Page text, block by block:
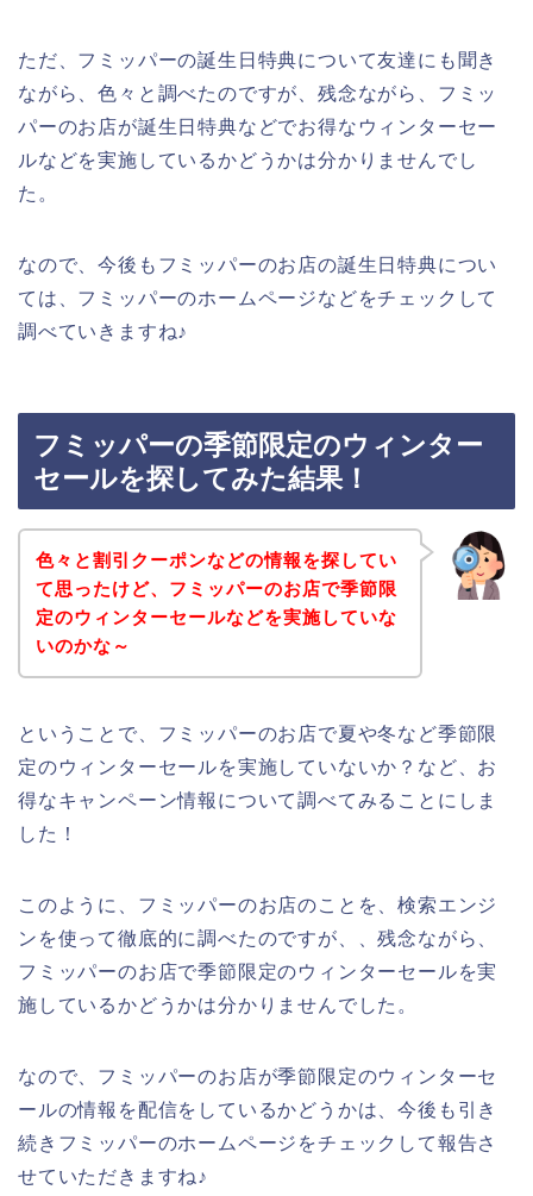
ただ、フミッパーの誕生日特典について友達にも聞き
ながら、色々と調べたのですが、残念ながら、フミッ
パーのお店が誕生日特典などでお得なウィンターセー
ルなどを実施しているかどうかは分かりませんでし
た。
なので、今後もフミッパーのお店の誕生日特典につい
ては、フミッパーのホームページなどをチェックして
調べていきますね♪
フミッパーの季節限定のウィンター
セールを探してみた結果！
色々と割引クーポンなどの情報を探してい
て思ったけど、フミッパーのお店で季節限
定のウィンターセールなどを実施していな
いのかな～
ということで、フミッパーのお店で夏や冬など季節限
定のウィンターセールを実施していないか？など、お
得なキャンペーン情報について調べてみることにしま
した！
このように、フミッパーのお店のことを、検索エンジ
ンを使って徹底的に調べたのですが、、残念ながら、
フミッパーのお店で季節限定のウィンターセールを実
施しているかどうかは分かりませんでした。
なので、フミッパーのお店が季節限定のウィンターセ
ールの情報を配信をしているかどうかは、今後も引き
続きフミッパーのホームページをチェックして報告さ
せていただきますね♪